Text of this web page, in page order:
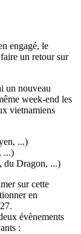
engagé, le
un retour sur
un nouveau
week-end les
vietnamiens
...)
...)
du Dragon, ...)
sur cette
en
évènements
: